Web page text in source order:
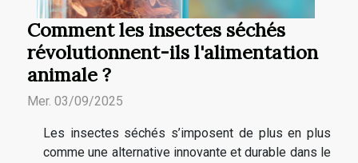
Comment les insectes séchés
révolutionnent-ils l'alimentation
animale ?
Mer. 03/09/2025
Les insectes séchés s’imposent de plus en plus
comme une alternative innovante et durable dans le